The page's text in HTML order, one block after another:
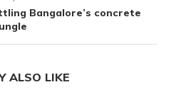
Bangalore’s concrete
ALSO LIKE